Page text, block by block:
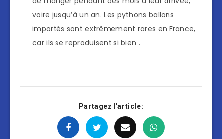
voire jusqu’à un an. Les pythons ballons
importés sont extrêmement rares en France,
car ils se reproduisent si bien .
Partagez l'article: